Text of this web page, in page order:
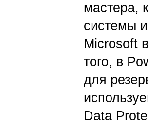
мастера,
системы
Microsoft
того, в
для
Data